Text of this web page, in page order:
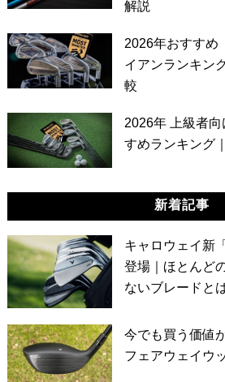
解説
2026年おすすめ
イアンランキン
較
2026年 上級者
すめランキング
新着記事
キャロウェイ新
登場｜ほとんど
ないブレードと
今でも買う価値
フェアウェイウ